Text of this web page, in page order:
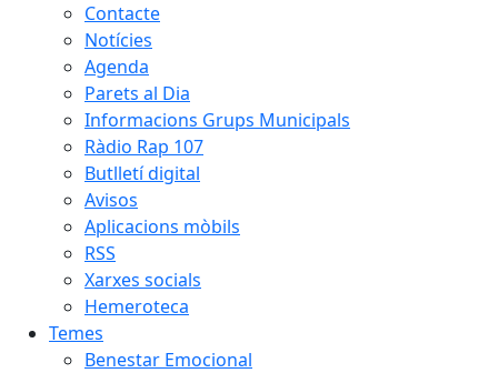
Contacte
Notícies
Agenda
Parets al Dia
Informacions Grups Municipals
Ràdio Rap 107
Butlletí digital
Avisos
Aplicacions mòbils
RSS
Xarxes socials
Hemeroteca
Temes
Benestar Emocional